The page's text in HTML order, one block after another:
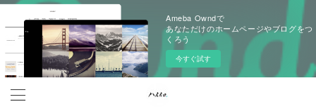
Ameba Owndで
あなただけのホームページやブログをつ
くろう
今すぐ試す